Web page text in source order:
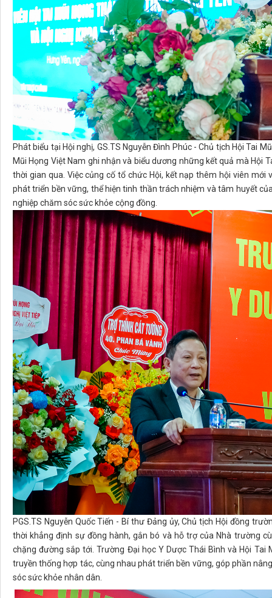
Phát biểu tại Hội nghị, GS.TS Nguyễn Đình Phúc - Chủ tịch Hội Tai
Mũi Họng Việt Nam ghi nhận và biểu dương những kết quả mà Hội
thời gian qua. Việc củng cố tổ chức Hội, kết nạp thêm hội viên
phát triển bền vững, thể hiện tinh thần trách nhiệm và tâm huyết
nghiệp chăm sóc sức khỏe cộng đồng.
PGS.TS Nguyễn Quốc Tiến - Bí thư Đảng ủy, Chủ tịch Hội đồng
thời khẳng định sự đồng hành, gắn bó và hỗ trợ của Nhà trường
chặng đường sắp tới. Trường Đại học Y Dược Thái Bình và Hội
truyền thống hợp tác, cùng nhau phát triển bền vững, góp phần
sóc sức khỏe nhân dân.